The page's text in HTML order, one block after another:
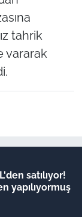
tahrik
vararak
satılıyor!
yapılıyormuş